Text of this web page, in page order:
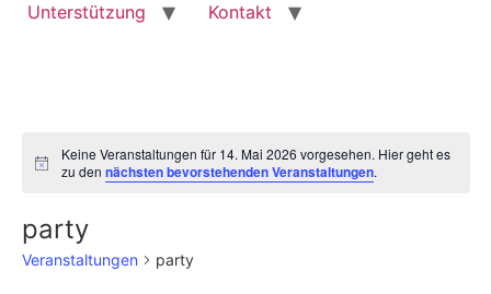
Unterstützung
Kontakt
Notice
Keine Veranstaltungen für 14. Mai 2026 vorgesehen. Hier geht es
zu den nächsten bevorstehenden Veranstaltungen.
party
Veranstaltungen party